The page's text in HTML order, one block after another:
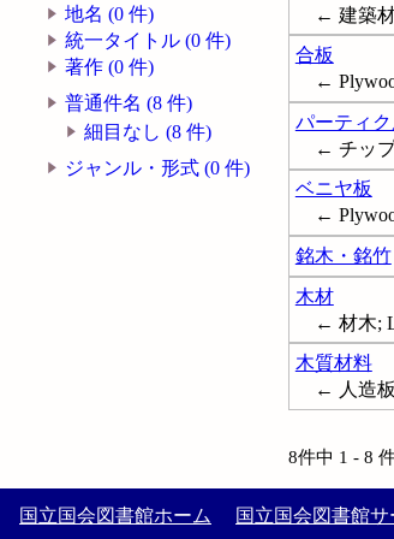
地名 (0 件)
統一タイトル (0 件)
著作 (0 件)
普通件名 (8 件)
細目なし (8 件)
ジャンル・形式 (0 件)
← 建築
合板
←
パーティ
← チップ
ベニヤ板
←
銘木・銘竹
木材
← 材木;
木質材料
← 人造
8件中 1 - 8
国立国会図書館ホーム 国立国会図書館サ